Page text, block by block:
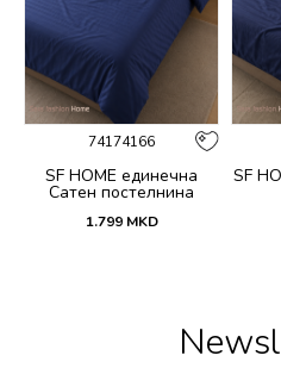
74174166
SF HOME единечна
Сатен постелнина
1.799 MKD
SF